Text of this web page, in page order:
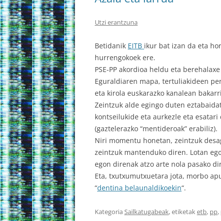
Utzi erantzuna
Betidanik EITB ikur bat izan da eta
hurrengokoek ere.
PSE-PP akordioa heldu eta
Eguraldiaren mapa, tertuliakideen
eta kirola euskarazko kanalean
Zeintzuk alde egingo duten
kontseilukide eta aurkezle eta
(gaztelerazko “mentideroak” erabiliz).
Niri momentu honetan, zeintzuk
zeintzuk mantenduko diren. Lotan
egon direnak atzo arte nola pasako
Eta, txutxumutxuetara jota, morbo
“dentina belaunaldikoekin“.
Kategoria Sailkatugabeak, etiketaketb, pp,